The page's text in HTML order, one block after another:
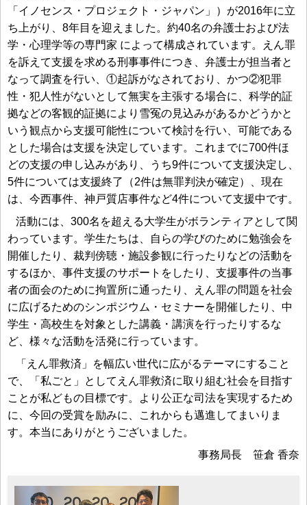
「イノセンス・プロジェクト・ジャパン」）が2016年に立
ち上がり、8年目を迎えました。約40名の弁護士および法
学・心理学等の専門家 によって構成されています。えん罪
を訴えて支援を求める刑事事件につき、弁護士が担当者と
なって調査を行い、①起訴がなされており、かつ②犯罪
性・犯人性がないとして無実を主張する場合に、科学的証
拠などの客観的証拠により雪冤の見込みがあるかどうかと
いう観点から支援可能性について検討を行い、可能である
とした場合は支援を決定しています。これまでに700件ほ
どの支援の申し込みがあり、うち9件について支援決定し、
5件については支援終了（2件は無罪判決が確定）、現在
は、今西事件、神戸質店事件など4件について支援中です。
活動には、300名を超える大学生がボランティアとして関
わっています。学生たちは、自らの学びのために勉強会を
開催したり、裁判傍聴・施設参観に行ったりなどの活動を
するほか、事件支援のサポートをしたり、支援事件の当事
者の面会のために拘置所に通ったり、えん罪の問題を社会
に広げるためのシンポジウム・セミナーを開催したり、中
学生・高校生を対象とした講義・講演を行ったりするな
ど、様々な活動を活発に行っています。
「えん罪救済」を幅広い世代に広がるテーマにすること
で、「私ごと」としてえん罪救済に取り組む社会を目指す
ことが私どもの目標です。より公正な司法を実現するため
に、今回の受賞を励みに、これからも邁進してまいりま
す。本当にありがとうございました。
事務局長 笹倉 香奈